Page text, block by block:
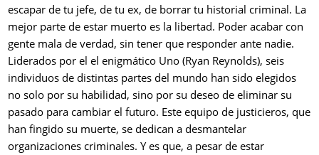
escapar de tu jefe, de tu ex, de borrar tu historial criminal. La
mejor parte de estar muerto es la libertad. Poder acabar con
gente mala de verdad, sin tener que responder ante nadie.
Liderados por el el enigmático Uno (Ryan Reynolds), seis
individuos de distintas partes del mundo han sido elegidos
no solo por su habilidad, sino por su deseo de eliminar su
pasado para cambiar el futuro. Este equipo de justicieros, que
han fingido su muerte, se dedican a desmantelar
organizaciones criminales. Y es que, a pesar de estar